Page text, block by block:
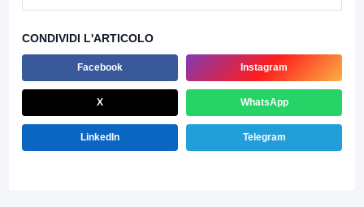
CONDIVIDI L'ARTICOLO
Facebook Instagram
X WhatsApp
LinkedIn Telegram